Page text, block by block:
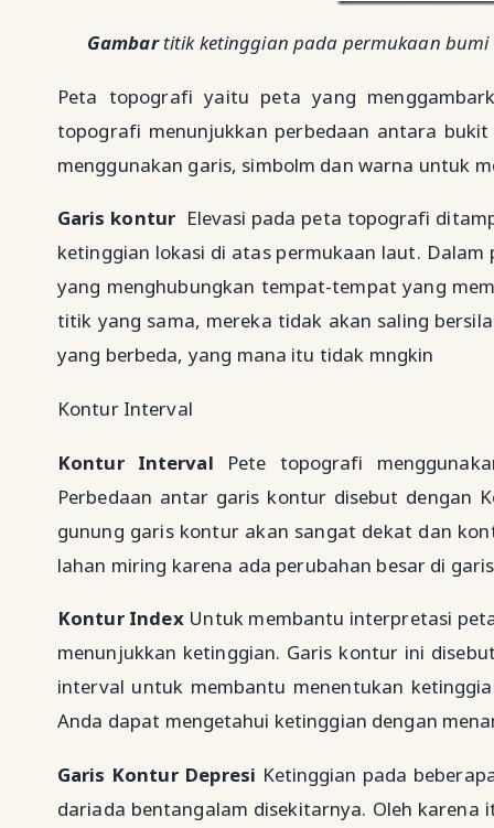
Gambar titik ketinggian pada permukaan
Peta topografi yaitu peta yang
topografi menunjukkan perbedaan antara
menggunakan garis, simbolm dan warna untuk
Garis kontur Elevasi pada peta topografi
ketinggian lokasi di atas permukaan laut.
yang menghubungkan tempat-tempat yang
titik yang sama, mereka tidak akan saling
yang berbeda, yang mana itu tidak mngkin
Kontur Interval
Kontur Interval Pete topografi
Perbedaan antar garis kontur disebut dengan
gunung garis kontur akan sangat dekat dan
lahan miring karena ada perubahan besar di
Kontur Index Untuk membantu interpretasi
menunjukkan ketinggian. Garis kontur ini
interval untuk membantu menentukan
Anda dapat mengetahui ketinggian dengan
Garis Kontur Depresi Ketinggian pada
dariada bentangalam disekitarnya. Oleh